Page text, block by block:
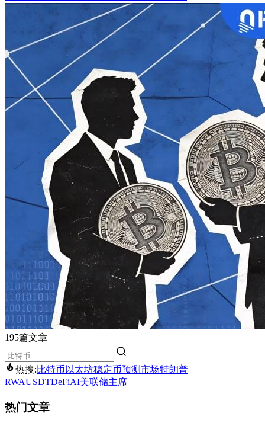
195篇文章
热搜:比特币 以太坊稳定币预测市场特朗普
RWAUSDTDeFiAI美联储主席
热门文章